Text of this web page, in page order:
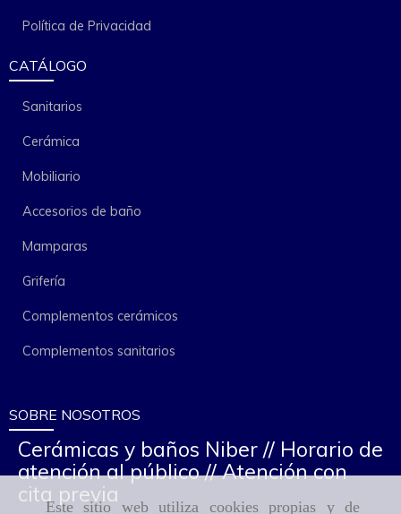
Este sitio web utiliza cookies propias y de
Política de Privacidad
CATÁLOGO
Sanitarios
Cerámica
Mobiliario
Accesorios de baño
Mamparas
Grifería
Complementos cerámicos
Complementos sanitarios
SOBRE NOSOTROS
Cerámicas y baños Niber // Horario de
atención al público // Atención con
cita previa